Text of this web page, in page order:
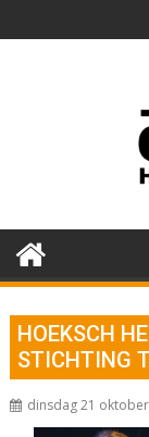
naar
HOEKSCH
STICHTING
dinsdag 21